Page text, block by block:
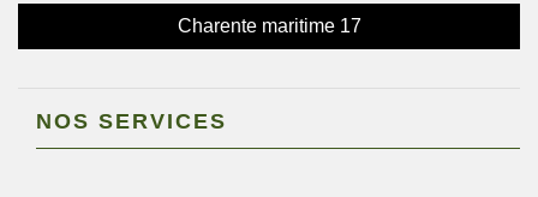
Charente maritime 17
NOS SERVICES